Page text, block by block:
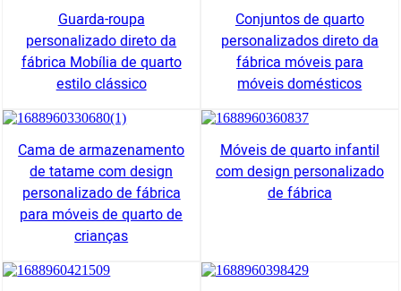
Guarda-roupa
personalizado direto da
fábrica Mobília de quarto
estilo clássico
Conjuntos de quarto
personalizados direto da
fábrica móveis para
móveis domésticos
Cama de armazenamento
de tatame com design
personalizado de fábrica
para móveis de quarto de
crianças
Móveis de quarto infantil
com design personalizado
de fábrica